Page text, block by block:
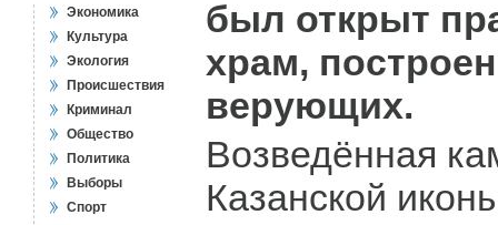
Экономика
Культура
Экология
Происшествия
Криминал
Общество
Политика
Выборы
Спорт
был открыт
храм,
верующих.
Возведённая
Казанской